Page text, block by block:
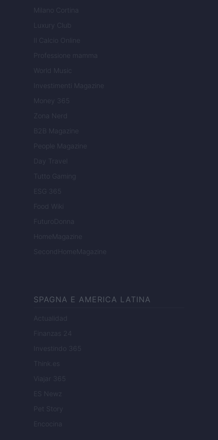
Milano Cortina
Luxury Club
Il Calcio Online
Professione mamma
World Music
Investimenti Magazine
Money 365
Zona Nerd
B2B Magazine
People Magazine
Day Travel
Tutto Gaming
ESG 365
Food Wiki
FuturoDonna
HomeMagazine
SecondHomeMagazine
SPAGNA E AMERICA LATINA
Actualidad
Finanzas 24
Investindo 365
Think.es
Viajar 365
ES Newz
Pet Story
Encocina